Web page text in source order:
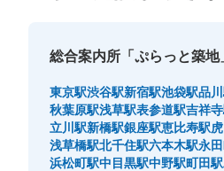
本日の営業時間: 05:00〜 01:00
発から終電
総合案内所「ぷらっと築
東京駅渋谷駅新宿駅池袋駅品
秋葉原駅浅草駅表参道駅吉祥
立川駅新橋駅銀座駅恵比寿駅
浅草橋駅北千住駅六本木駅永
浜松町駅中目黒駅中野駅町田駅